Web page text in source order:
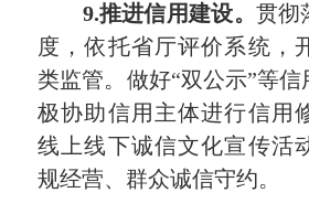
9.推进信用建设。 贯彻
度，依托省厅评价系统，
类监管。做好“双公示”等
极协助信用主体进行信用
线上线下诚信文化宣传活
规经营、群众诚信守约。